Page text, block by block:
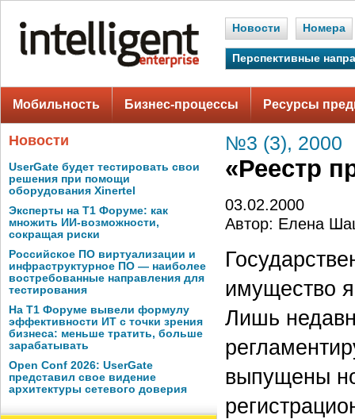
Новости Номера
Перспективные
Мобильность Бизнес-процессы Ресурсы
Новости
UserGate будет тестировать свои
решения при помощи
оборудования Xinertel
Эксперты на Т1 Форуме: как
множить ИИ-возможности,
сокращая риски
Российское ПО виртуализации и
инфраструктурное ПО — наиболее
востребованные направления для
тестирования
На Т1 Форуме вывели формулу
эффективности ИТ с точки зрения
бизнеса: меньше тратить, больше
зарабатывать
Open Conf 2026: UserGate
представил свое видение
архитектуры сетевого доверия
№3 (3), 2000
«Реестр
03.02.2000
Автор: Елена
имущество
Лишь
выпущены